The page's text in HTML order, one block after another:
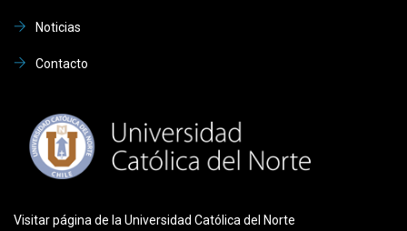
Noticias
Contacto
Visitar página de la Universidad Católica del Norte